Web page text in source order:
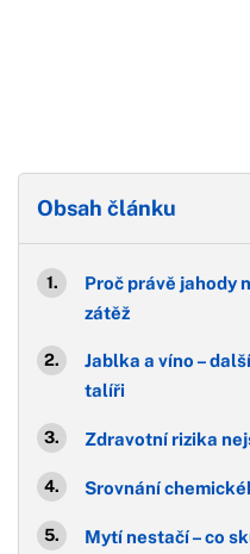
Obsah článku
Proč právě jahody
zátěž
Jablka a víno –
talíři
Zdravotní rizika
Srovnání
Mytí nestačí – co